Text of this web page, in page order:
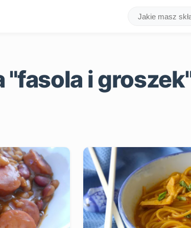
"fasola i